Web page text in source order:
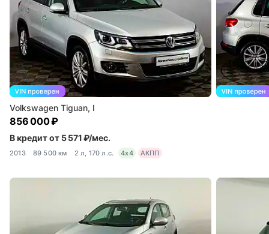
Volkswagen Tiguan, I
856 000 ₽
В кредит от 5 571 ₽/мес.
2013 89 500 км 2 л, 170 л.с. 4x4 АКПП